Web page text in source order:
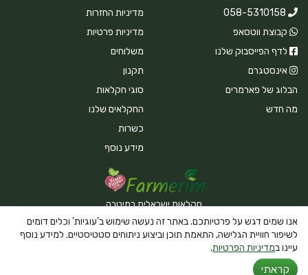
058-5310158
קבוצת ווטסאפ
לדף הפייסבוק שלנו
אינסטגרם
הבלוג של פארמרים
מה חדש
מדיניות החזרות
מדיניות פרטיות
משלוחים
תקנון
סוגי חקלאות
החקלאים שלנו
כשרות
מידע נוסף
חקלאות ישראלית במיטבה
Powered By Farmerim
אנו שמים דגש על פרטיותכם. באתר זה נעשה שימוש ב'עוגיות' וכלים דומים
לשיפור חוויית הגלישה, התאמת תוכן וביצוע ניתוחים סטטיסטיים. למידע נוסף
עיינו במדיניות הפרטיות.
קראתי